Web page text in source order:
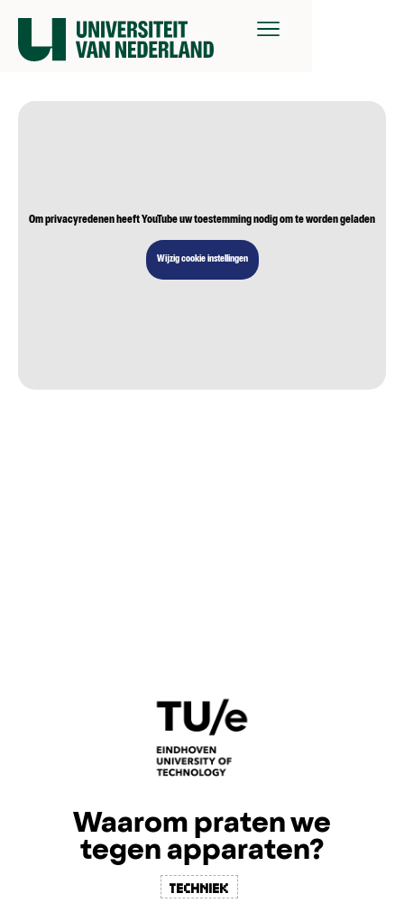
Om privacyredenen heeft YouTube uw toestemming nodig om te worden geladen
Wijzig cookie instellingen
Waarom praten we
tegen apparaten?
Techniek